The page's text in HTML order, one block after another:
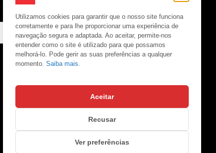
Utilizamos cookies para garantir que o nosso site funciona
corretamente e para lhe proporcionar uma experiência de
navegação segura e adaptada. Ao aceitar, permite-nos
entender como o site é utilizado para que possamos
melhorá-lo. Pode gerir as suas preferências a qualquer
momento. Saiba mais.
Aceitar
Recusar
Ver preferências
Copyright © APAV 2026